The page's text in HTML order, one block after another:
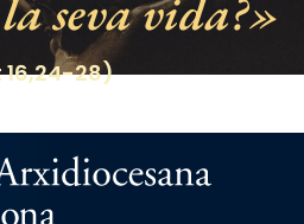
seva vida?
16,24-28)